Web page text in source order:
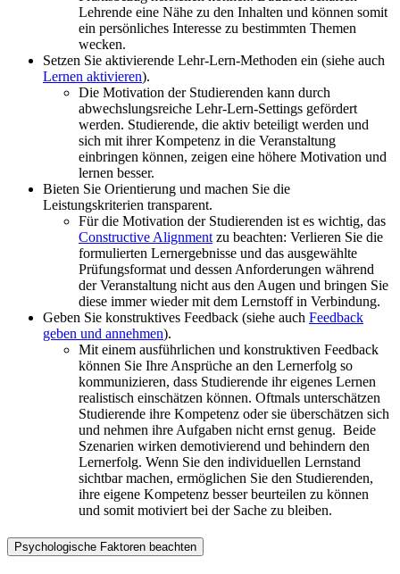
Lehrende eine Nähe zu den Inhalten und können somit
ein persönliches Interesse zu bestimmten Themen
wecken.
Setzen Sie aktivierende Lehr-Lern-Methoden ein (siehe auch
Lernen aktivieren).
Die Motivation der Studierenden kann durch
abwechslungsreiche Lehr-Lern-Settings gefördert
werden. Studierende, die aktiv beteiligt werden und
sich mit ihrer Kompetenz in die Veranstaltung
einbringen können, zeigen eine höhere Motivation und
lernen besser.
Bieten Sie Orientierung und machen Sie die
Leistungskriterien transparent.
Für die Motivation der Studierenden ist es wichtig, das
Constructive Alignment zu beachten: Verlieren Sie die
formulierten Lernergebnisse und das ausgewählte
Prüfungsformat und dessen Anforderungen während
der Veranstaltung nicht aus den Augen und bringen Sie
diese immer wieder mit dem Lernstoff in Verbindung.
Geben Sie konstruktives Feedback (siehe auch Feedback
geben und annehmen).
Mit einem ausführlichen und konstruktiven Feedback
können Sie Ihre Ansprüche an den Lernerfolg so
kommunizieren, dass Studierende ihr eigenes Lernen
realistisch einschätzen können. Oftmals unterschätzen
Studierende ihre Kompetenz oder sie überschätzen sich
und nehmen ihre Aufgaben nicht ernst genug. Beide
Szenarien wirken demotivierend und behindern den
Lernerfolg. Wenn Sie den individuellen Lernstand
sichtbar machen, ermöglichen Sie den Studierenden,
ihre eigene Kompetenz besser beurteilen zu können
und somit motiviert bei der Sache zu bleiben.
Psychologische Faktoren beachten